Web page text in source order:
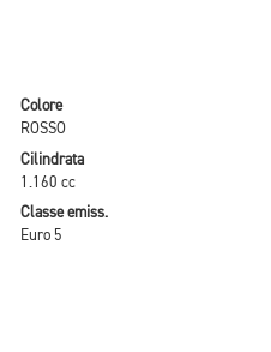
Colore
ROSSO
Cilindrata
1.160 cc
Classe emiss.
Euro 5